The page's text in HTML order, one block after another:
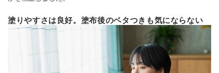
塗りやすさは良好。塗布後のベタつきも気にならない